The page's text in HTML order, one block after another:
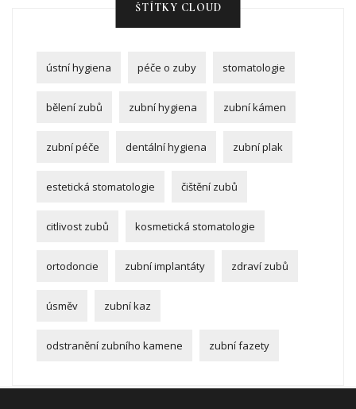
ŠTÍTKY CLOUD
ústní hygiena péče o zuby stomatologie
bělení zubů zubní hygiena zubní kámen
zubní péče dentální hygiena zubní plak
estetická stomatologie čištění zubů
citlivost zubů kosmetická stomatologie
ortodoncie zubní implantáty zdraví zubů
úsměv zubní kaz
odstranění zubního kamene zubní fazety